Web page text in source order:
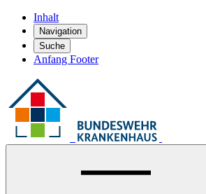
Inhalt
Navigation
Suche
Anfang Footer